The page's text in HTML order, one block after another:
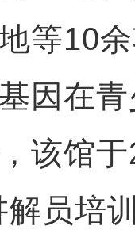
等10
在青
该馆
解员培